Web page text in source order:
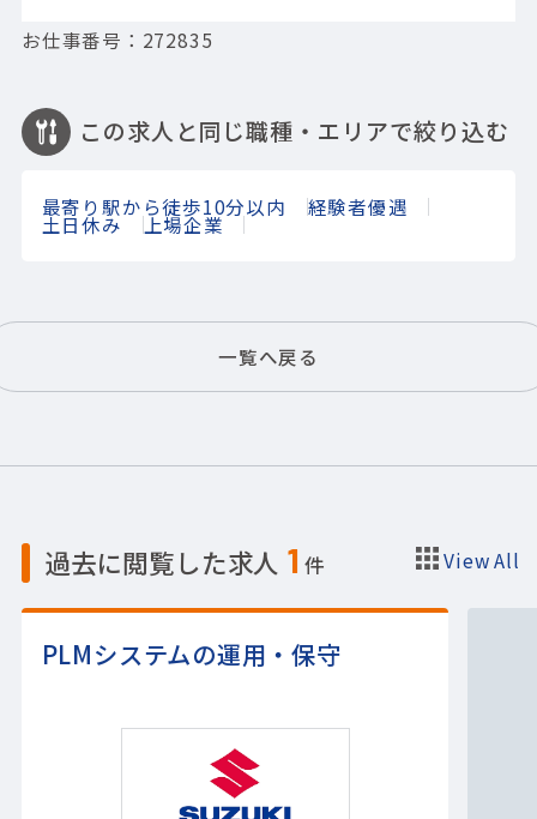
お仕事番号：272835
この求人と同じ職種・エリアで絞り込む
最寄り駅から徒歩10分以内 経験者優遇
土日休み 上場企業
一覧へ戻る
過去に閲覧した求人 1 件 View All
PLMシステムの運用・保守